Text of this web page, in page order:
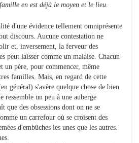
en est déjà le moyen et le lieu.
d'une évidence tellement omniprésente
discours. Aucune contestation ne
et, inversement, la ferveur des
peut laisser comme un malaise. Chacun
un père, pour commencer, même
familles. Mais, en regard de cette
général) s'avère quelque chose de bien
un peu à une auberge
que des obsessions dont on ne se
un carrefour où se croisent des
d'embûches les unes que les autres.